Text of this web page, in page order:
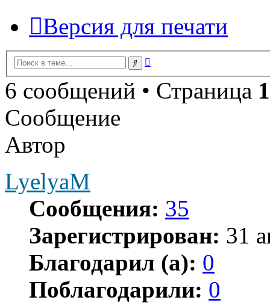
Версия для печати
Поиск
6 сообщений • Страница 1
Сообщение
Автор
LyelyaM
Сообщения: 35
Зарегистрирован: 31
Благодарил (а): 0
Поблагодарили: 0